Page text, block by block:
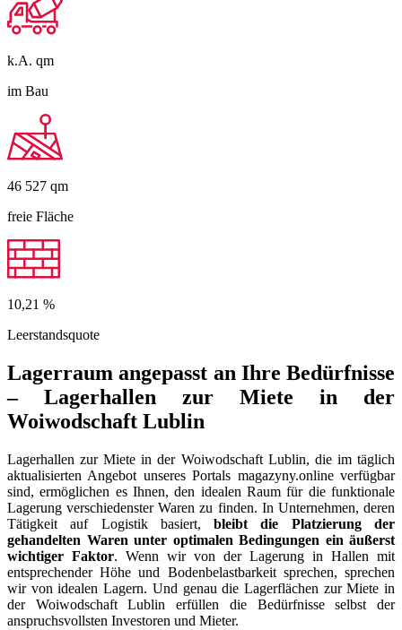
k.A. qm
im Bau
46 527 qm
freie Fläche
10,21 %
Leerstandsquote
Lagerraum angepasst an Ihre Bedürfnisse
– Lagerhallen zur Miete in der
Woiwodschaft Lublin
Lagerhallen zur Miete in der Woiwodschaft Lublin, die im täglich
aktualisierten Angebot unseres Portals magazyny.online verfügbar
sind, ermöglichen es Ihnen, den idealen Raum für die funktionale
Lagerung verschiedenster Waren zu finden. In Unternehmen, deren
Tätigkeit auf Logistik basiert,bleibt die Platzierung der
gehandelten Waren unter optimalen Bedingungen ein äußerst
wichtiger Faktor. Wenn wir von der Lagerung in Hallen mit
entsprechender Höhe und Bodenbelastbarkeit sprechen, sprechen
wir von idealen Lagern. Und genau die Lagerflächen zur Miete in
der Woiwodschaft Lublin erfüllen die Bedürfnisse selbst der
anspruchsvollsten Investoren und Mieter.